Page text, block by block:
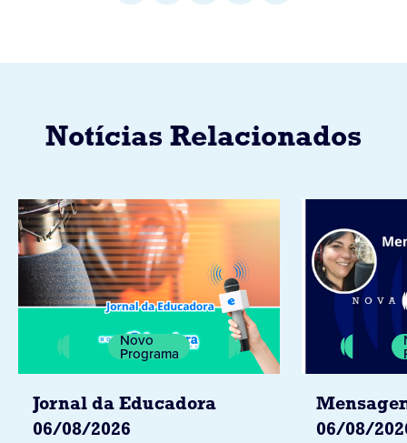
Notícias Relacionados
Novo
Programa
Jornal da Educadora
06/08/2026
06/08/